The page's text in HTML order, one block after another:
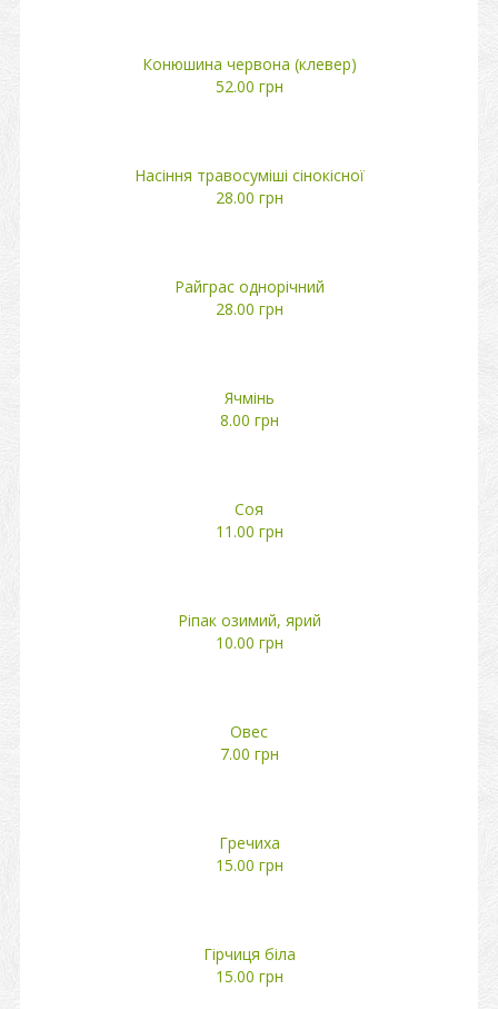
Конюшина червона (клевер)
52.00 грн
Насіння травосуміші сінокісної
28.00 грн
Райграс однорічний
28.00 грн
Ячмінь
8.00 грн
Соя
11.00 грн
Ріпак озимий, ярий
10.00 грн
Овес
7.00 грн
Гречиха
15.00 грн
Гірчиця біла
15.00 грн